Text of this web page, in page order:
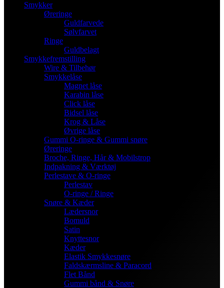
Smykker
Øreringe
Guldfarvede
Sølvfarvet
Ringe
Guldbelagt
Smykkefremstilling
Wire & Tilbehør
Smykkelåse
Magnet låse
Karabin låse
Click låse
Bidsel låse
Krog & Låse
Øvrige låse
Gummi O-ringe & Gummi snøre
Øreringe
Broche, Ringe, Hår & Mobilstrop
Indpakning & Værktøj
Perlestave & O-ringe
Perlestav
O-ringe / Ringe
Snøre & Kæder
Lædersnor
Bomuld
Satin
Knyttesnor
Kæder
Elastik Smykkesnøre
Faldskærmsline & Paracord
Flet Bånd
Gummi bånd & Snøre